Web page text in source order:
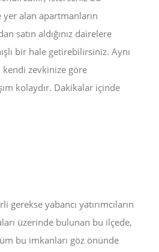
alan apartmanların
satın aldığınız dairelere
bir hale getirebilirsiniz. Aynı
kendi zevkinize göre
kolaydır. Dakikalar içinde
yabancı yatırımcıların
üzerinde bulunan bu ilçede,
bu imkanları göz önünde